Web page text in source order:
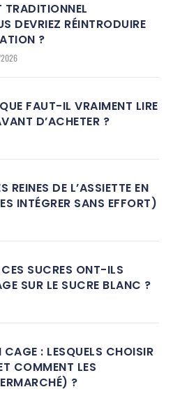
TRADITIONNEL
DEVRIEZ RÉINTRODUIRE
?
FAUT-IL VRAIMENT LIRE
D’ACHETER ?
REINES DE L’ASSIETTE EN
INTÉGRER SANS EFFORT)
SUCRES ONT-ILS
SUR LE SUCRE BLANC ?
: LESQUELS CHOISIR
COMMENT LES
?